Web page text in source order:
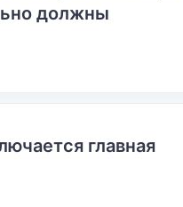
должны
главная